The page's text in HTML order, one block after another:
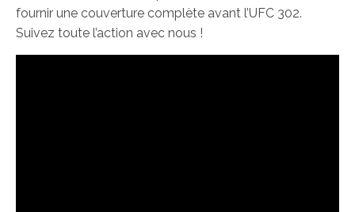
fournir une couverture complète avant l’UFC 302.
Suivez toute l’action avec nous !